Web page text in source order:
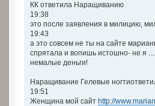
КК ответила Наращиванию
19:38
это после заявления в милицию,
19:43
а это совсем не ты на сайте
спрятала и вопишь истошно- не я
немалые деньги!
Наращивание Гелевые
19:51
Женщина мой сайт http://